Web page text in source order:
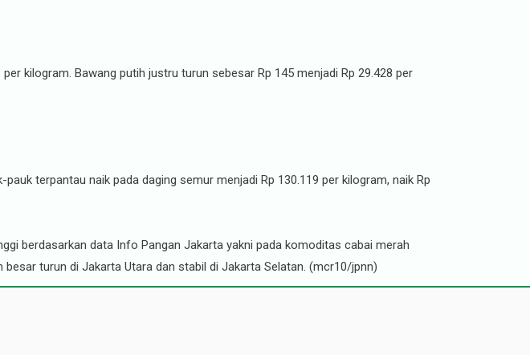
kilogram. Bawang putih justru turun sebesar Rp 145 menjadi Rp 29.428 per
terpantau naik pada daging semur menjadi Rp 130.119 per kilogram, naik Rp
berdasarkan data Info Pangan Jakarta yakni pada komoditas cabai merah
turun di Jakarta Utara dan stabil di Jakarta Selatan. (mcr10/jpnn)